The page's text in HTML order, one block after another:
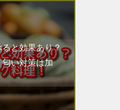
と効果あり？
い対策は加